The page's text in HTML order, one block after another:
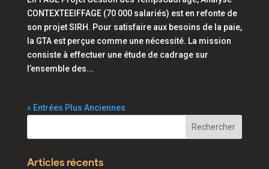
CONTEXTEEIFFAGE (70 000 salariés) est en refonte de
son projet SIRH. Pour satisfaire aux besoins de la paie,
la GTA est perçue comme une nécessité. La mission
consiste à effectuer une étude de cadrage sur
l’ensemble des...
« Entrées Plus Anciennes
Articles récents